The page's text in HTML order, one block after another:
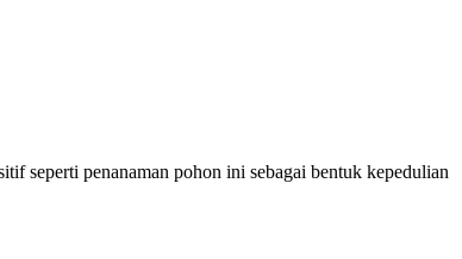
seperti penanaman pohon ini sebagai bentuk kepedulian